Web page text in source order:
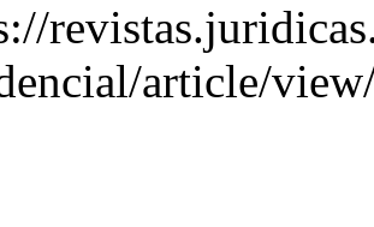
article/